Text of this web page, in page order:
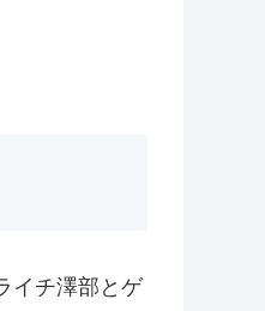
イチ澤部とゲ